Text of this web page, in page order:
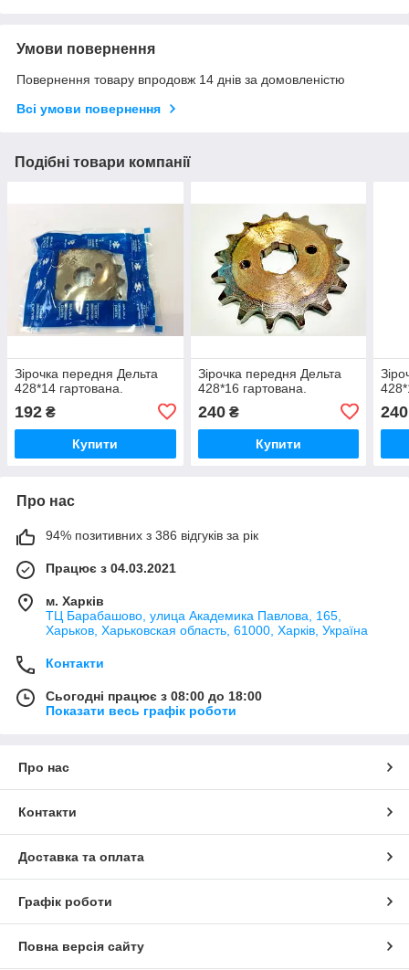
Умови повернення
Повернення товару впродовж 14 днів за домовленістю
Всі умови повернення
Подібні товари компанії
Зірочка передня Дельта
428*14 гартована.
192 ₴
Купити
Зірочка передня Дельта
428*16 гартована.
240₴
Купити
240
Про нас
94% позитивних з 386 відгуків за рік
Працює з 04.03.2021
м. Харків
ТЦ Барабашово, улица Академика Павлова, 165,
Харьков, Харьковская область, 61000, Харків, Україна
Контакти
Сьогодні працює з 08:00 до 18:00
Показати весь графік роботи
Про нас
Контакти
Доставка та оплата
Графік роботи
Повна версія сайту